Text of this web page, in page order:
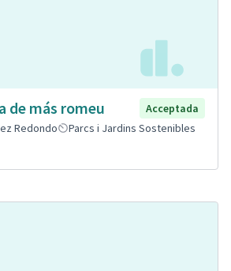
de más romeu
Acceptada
Redondo
Parcs i Jardins Sostenibles